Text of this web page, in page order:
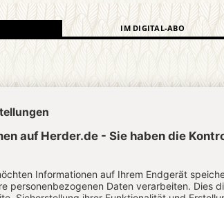
IM DIGITAL-ABO
Abo testen